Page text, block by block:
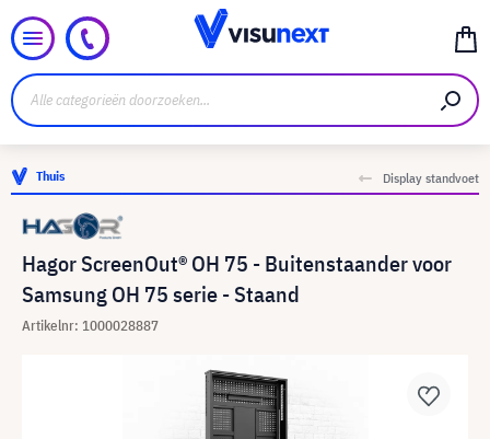
Thuis Display standvoet
Hagor ScreenOut® OH 75 - Buitenstaander voor
Samsung OH 75 serie - Staand
Artikelnr: 1000028887